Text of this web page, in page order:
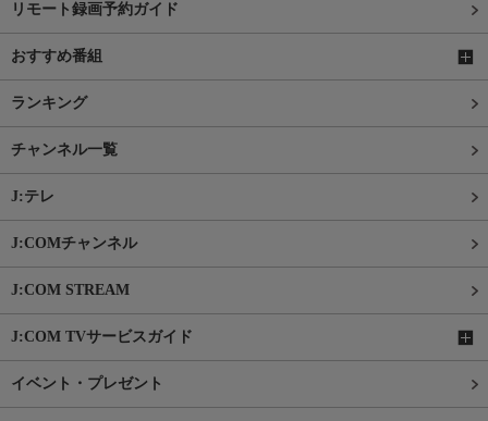
リモート録画予約ガイド
おすすめ番組
ランキング
チャンネル一覧
J:テレ
J:COMチャンネル
J:COM STREAM
J:COM TVサービスガイド
イベント・プレゼント